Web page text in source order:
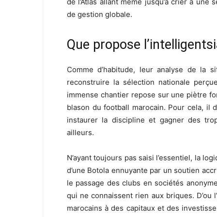
de gestion globale.
Que propose
Comme d’habitude, leur analyse de la
reconstruire la sélection nationale
immense chantier repose sur une piètre
blason du football marocain. Pour cela, il
instaurer la discipline et gagner des
ailleurs.
N’ayant toujours pas saisi l’essentiel, la
d’une Botola ennuyante par un soutien
le passage des clubs en sociétés
qui ne connaissent rien aux briques. D’ou
marocains à des capitaux et des